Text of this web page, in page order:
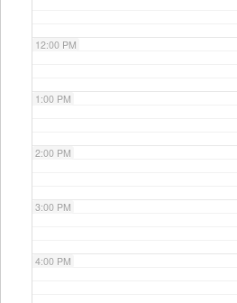
12:00 PM
1:00 PM
2:00 PM
3:00 PM
4:00 PM